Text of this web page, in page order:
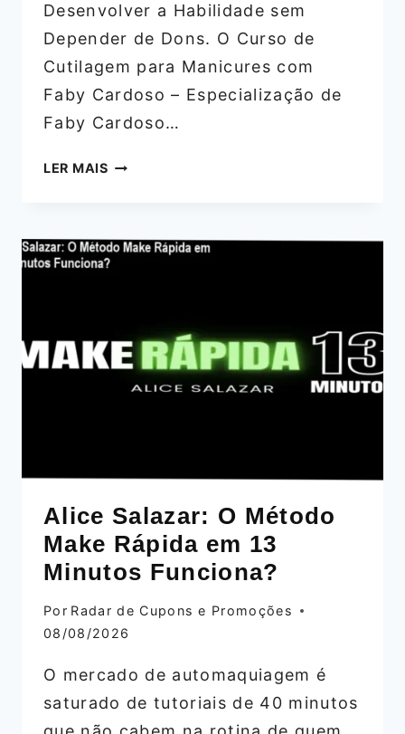
Desenvolver a Habilidade sem
Depender de Dons. O Curso de
Cutilagem para Manicures com
Faby Cardoso – Especialização de
Faby Cardoso…
LER MAISFABY
DA
BORDADA
Alice Salazar: O Método
Make Rápida em 13
Minutos Funciona?
Por Radar de Cupons e Promoções
08/08/2026
O mercado de automaquiagem é
saturado de tutoriais de 40 minutos